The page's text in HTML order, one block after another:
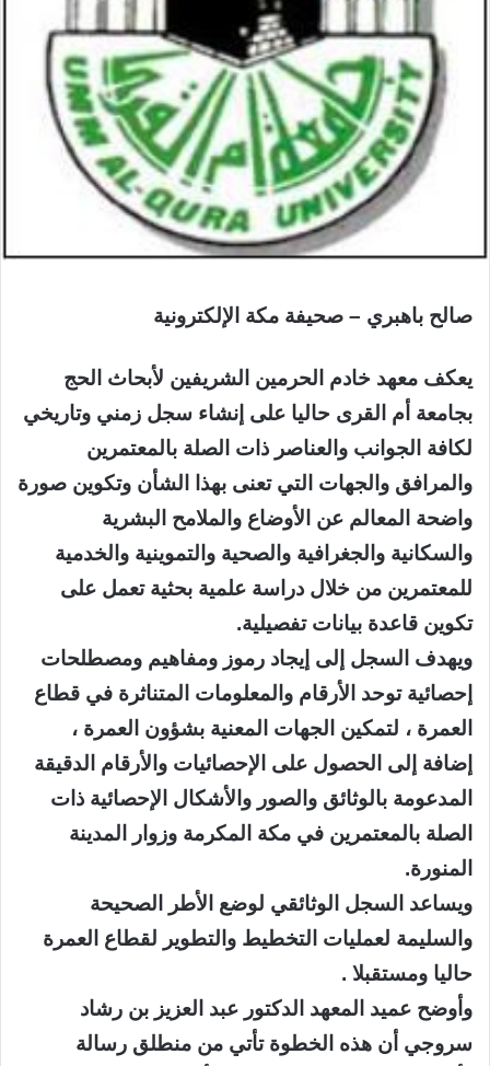
صالح باهبري – صحيفة مكة الإلكترونية
يعكف معهد خادم الحرمين الشريفين لأبحاث الحج
بجامعة أم القرى حاليا على إنشاء سجل زمني وتاريخي
لكافة الجوانب والعناصر ذات الصلة بالمعتمرين
والمرافق والجهات التي تعنى بهذا الشأن وتكوين صورة
واضحة المعالم عن الأوضاع والملامح البشرية
والسكانية والجغرافية والصحية والتموينية والخدمية
للمعتمرين من خلال دراسة علمية بحثية تعمل على
تكوين قاعدة بيانات تفصيلية.
ويهدف السجل إلى إيجاد رموز ومفاهيم ومصطلحات
إحصائية توحد الأرقام والمعلومات المتناثرة في قطاع
العمرة ، لتمكين الجهات المعنية بشؤون العمرة ،
إضافة إلى الحصول على الإحصائيات والأرقام الدقيقة
المدعومة بالوثائق والصور والأشكال الإحصائية ذات
الصلة بالمعتمرين في مكة المكرمة وزوار المدينة
المنورة.
ويساعد السجل الوثائقي لوضع الأطر الصحيحة
والسليمة لعمليات التخطيط والتطوير لقطاع العمرة
حاليا ومستقبلا .
وأوضح عميد المعهد الدكتور عبد العزيز بن رشاد
سروجي أن هذه الخطوة تأتي من منطلق رسالة